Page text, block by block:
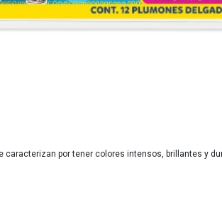
caracterizan por tener colores intensos, brillantes y